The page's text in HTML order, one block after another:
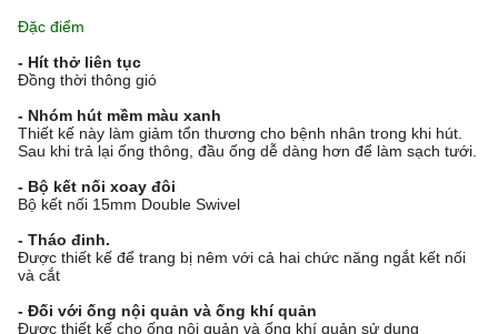
Đặc điểm
- Hít thở liên tục
Đồng thời thông gió
- Nhóm hút mềm màu xanh
Thiết kế này làm giảm tổn thương cho bệnh nhân trong khi hút.
Sau khi trả lại ống thông, đầu ống dễ dàng hơn để làm sạch tưới.
- Bộ kết nối xoay đôi
Bộ kết nối 15mm Double Swivel
- Tháo đinh.
Được thiết kế để trang bị nêm với cả hai chức năng ngắt kết nối
và cắt
- Đối với ống nội quản và ống khí quản
Được thiết kế cho ống nội quản và ống khí quản sử dụng